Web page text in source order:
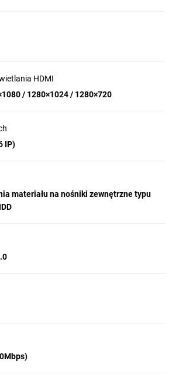
HDMI
/ 1280×1024 / 1280×720
IP)
materiału na nośniki zewnętrzne typu